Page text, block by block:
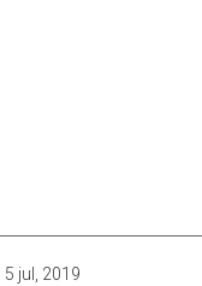
5 jul, 2019